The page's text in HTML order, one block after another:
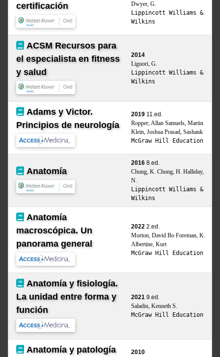
certificación
Dwyer, G.
Lippincott Williams &
Wilkins
ACSM Recursos para
el especialista en fitness
y salud
2014
Liguori, G.
Lippincott Williams &
Wilkins
Adams y Victor.
Principios de neurología
2019 11.ed.
Ropper, Allan Samuels, Martin
Klein, Joshua Prasad, Sashank
McGraw Hill Education
Anatomía
2016 8.ed.
Chung, K. Chung, H. Halliday,
N.
Lippincott Williams &
Wilkins
Anatomía
macroscópica. Un
panorama general
2022 2.ed.
Morton, David Bo Foreman, K.
Albertine, Kurt
McGraw Hill Education
Anatomía y fisiología.
La unidad entre forma y
función
2021 9.ed.
Saladin, Kenneth S.
McGraw Hill Education
Anatomía y patología
2010